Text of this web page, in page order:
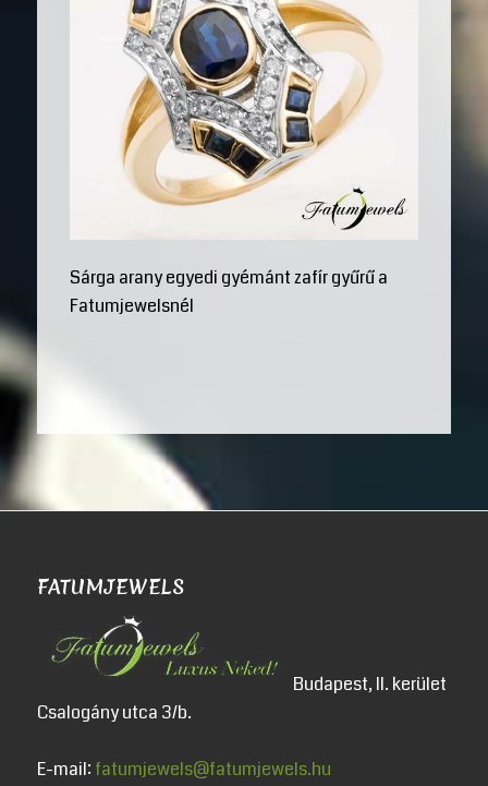
Sárga arany egyedi gyémánt zafír gyűrű a
Fatumjewelsnél
FATUMJEWELS
Budapest, II. kerület
Csalogány utca 3/b.
E-mail: fatumjewels@fatumjewels.hu